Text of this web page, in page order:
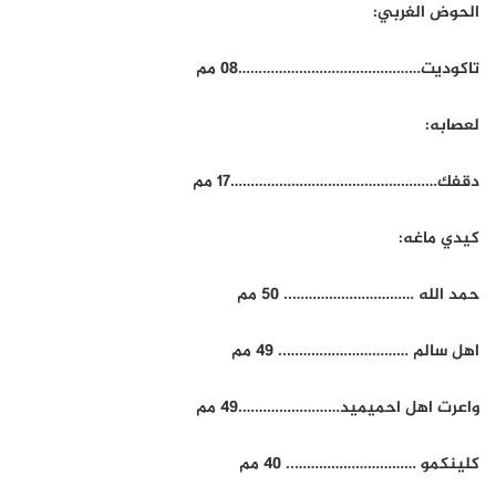
الحوض الغربي:
تاكوديت………………………………………08 مم
لعصابه:
دقفك……………………………………………17 مم
كيدي ماغه:
حمد الله ………………………….. 50 مم
اهل سالم ………………………….. 49 مم
واعرت اهل احميميد…………………….49 مم
كلينكمو ………………………….. 40 مم